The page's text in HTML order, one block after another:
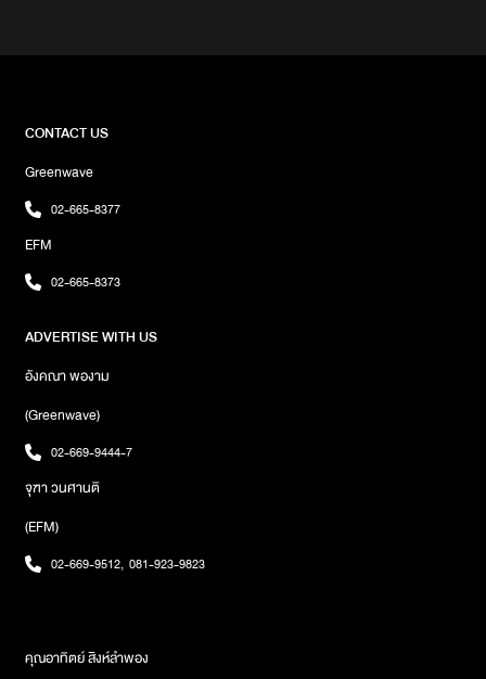
ท่อนหนึ่งไว้ว่า “ไม่รู้จะแบกความทุกข์ไว้ทำไม เปิดประตูออกไปต้อนรับสิ่ง
มิคในช่วงต้นของเพลงด้วยการใช้เสียงฝนตก ก่อนไล่ระดับความสนุก
Newery จนกลายเป็นจังหวะดนตรีสดใสชุบใจคนฟัง พร้อมส่งพลังบวก
ต้อนรับวันใหม่ที่ดีกว่าเดิมหลังจากปล่อยออกมาได้กว่า 2 สัปดาห์ วันนี้
เปียกปอน (dry my tears) ได้ทาง YouTube : Neweryภาพ : What
The Duck
CONTACT US
Greenwave
02-665-8377
EFM
02-665-8373
ADVERTISE WITH US
อังคณา พองาม
(Greenwave)
02-669-9444-7
จุฑา วนศานติ
(EFM)
02-669-9512, 081-923-9823
คุณอาทิตย์ สิงห์ลำพอง